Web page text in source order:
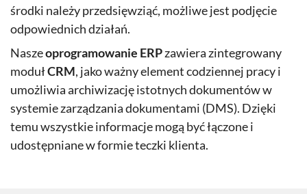
środki należy przedsięwziąć, możliwe jest podjęcie
odpowiednich działań.
Naszeoprogramowanie ERPzawiera zintegrowany
modułCRM, jako ważny element codziennej pracy i
umożliwia archiwizację istotnych dokumentów w
systemie zarządzania dokumentami (DMS). Dzięki
temu wszystkie informacje mogą być łączone i
udostępniane w formie teczki klienta.